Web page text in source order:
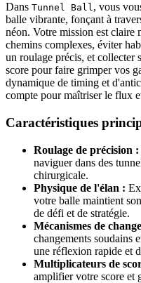
Dans Tunnel Ball, vous
balle vibrante, fonçant à
néon. Votre mission est claire
chemins complexes, éviter
un roulage précis, et collecter
score pour faire grimper vos
dynamique de timing et
compte pour maîtriser le flux
Caractéristiques
Roulage de précision :
naviguer dans des
chirurgicale.
Physique de l'élan :
votre balle maintient
de défi et de stratégie.
Mécanismes de
changements soudains
une réflexion rapide et
Multiplicateurs de
amplifier votre score et